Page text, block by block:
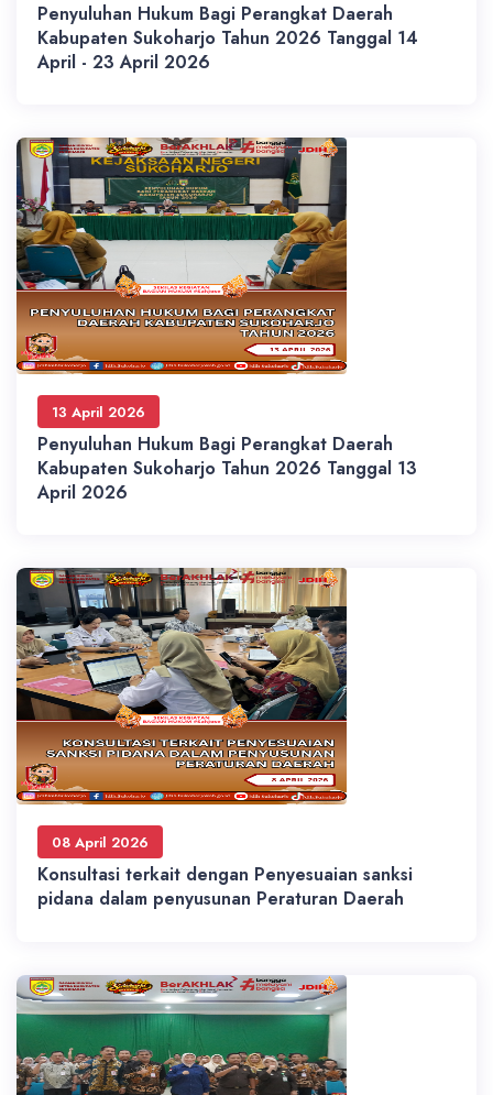
Penyuluhan Hukum Bagi Perangkat Daerah
Kabupaten Sukoharjo Tahun 2026 Tanggal 14
April - 23 April 2026
13 April 2026
Penyuluhan Hukum Bagi Perangkat Daerah
Kabupaten Sukoharjo Tahun 2026 Tanggal 13
April 2026
08 April 2026
Konsultasi terkait dengan Penyesuaian sanksi
pidana dalam penyusunan Peraturan Daerah